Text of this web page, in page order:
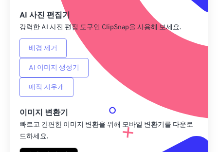
AI 사진 편집기
강력한 AI 사진 편집 도구인 ClipSnap을 사용해 보세요.
배경 제거
AI 이미지 생성기
매직 지우개
이미지 변환기
빠르고 간편한 이미지 변환을 위해 모바일 변환기를 다운로
드하세요.